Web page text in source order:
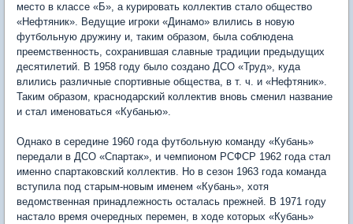
место в классе «Б», а курировать коллектив стало общество
«Нефтяник». Ведущие игроки «Динамо» влились в новую
футбольную дружину и, таким образом, была соблюдена
преемственность, сохранившая славные традиции предыдущих
десятилетий. В 1958 году было создано ДСО «Труд», куда
влились различные спортивные общества, в т. ч. и «Нефтяник».
Таким образом, краснодарский коллектив вновь сменил название
и стал именоваться «Кубанью».
Однако в середине 1960 года футбольную команду «Кубань»
передали в ДСО «Спартак», и чемпионом РСФСР 1962 года стал
именно спартаковский коллектив. Но в сезон 1963 года команда
вступила под старым-новым именем «Кубань», хотя
ведомственная принадлежность осталась прежней. В 1971 году
настало время очередных перемен, в ходе которых «Кубань»